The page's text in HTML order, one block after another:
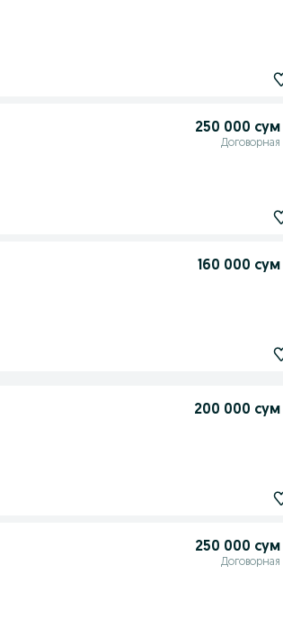
250 000 сум
Договорная
160 000 сум
200 000 сум
250 000 сум
Договорная